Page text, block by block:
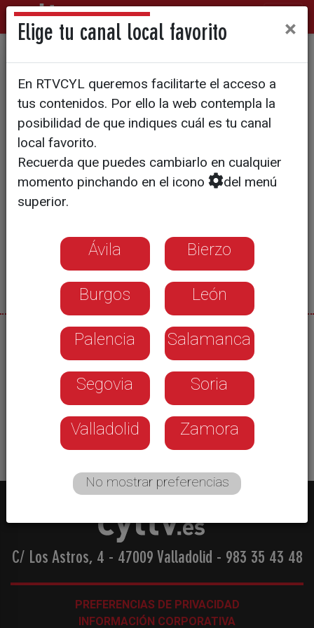
Los alcaldes piden ayuda
13/08/2025
El panorama desolador provocado por los
incendios forestales lleva a las administracciones
locales a urgir todas las ayudas para afrontar las
consecuencias de los siniestros
C/ Los Astros, 4 - 47009 Valladolid - 983 35 43 48
PREFERENCIAS DE PRIVACIDAD
INFORMACIÓN CORPORATIVA
Elige tu canal local favorito ×
En RTVCYL queremos facilitarte el acceso a
tus contenidos. Por ello la web contempla la
posibilidad de que indiques cuál es tu canal
local favorito.
Recuerda que puedes cambiarlo en cualquier
momento pinchando en el icono
del menú
superior.
Ávila Bierzo
Burgos León
Palencia Salamanca
Segovia Soria
Valladolid Zamora
No mostrar preferencias